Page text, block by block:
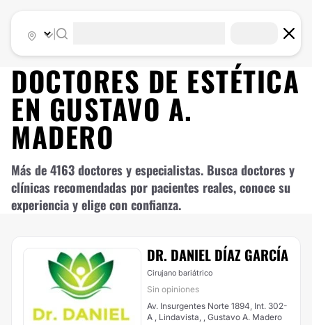
DOCTORES DE ESTÉTICA
EN GUSTAVO A.
MADERO
Más de 4163 doctores y especialistas. Busca doctores y
clínicas recomendadas por pacientes reales, conoce su
experiencia y elige con confianza.
DR. DANIEL DÍAZ GARCÍA
Cirujano bariátrico
Sin opiniones
Av. Insurgentes Norte 1894, Int. 302-
A , Lindavista, , Gustavo A. Madero